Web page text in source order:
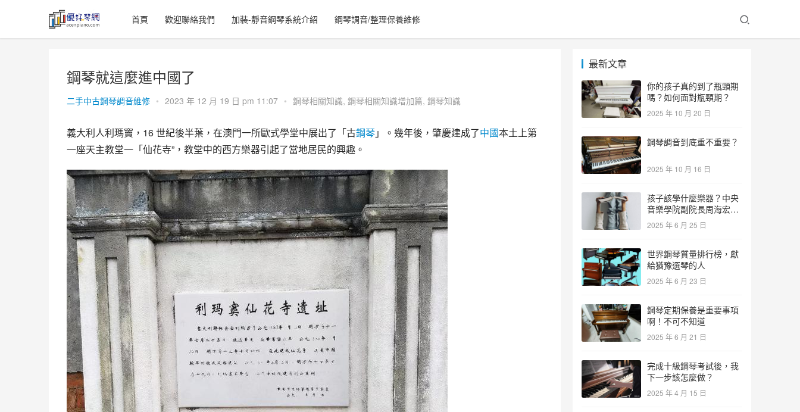
首頁 歡迎聯絡我們 加裝-靜音鋼琴系統介紹 鋼琴調音/整理保養維修
鋼琴就這麼進中國了
二手中古鋼琴調音維修 • 2023 年 12 月 19 日 pm 11:07 • 鋼琴相關知識, 鋼琴相關知識增加篇, 鋼琴知識
義大利人利瑪竇，16 世紀後半葉，在澳門一所歐式學堂中展出了「古鋼琴」。幾年後，肇慶建成了中國本土上第
一座天主教堂一「仙花寺”，教堂中的西方樂器引起了當地居民的興趣。
最新文章
你的孩子真的到了瓶頸期
嗎？如何面對瓶頸期？
2025 年 10 月 20 日
鋼琴調音到底重不重要？
2025 年 10 月 16 日
孩子該學什麼樂器？中央
音樂學院副院長周海宏教
授告訴你答案！
2025 年 6 月 25 日
世界鋼琴質量排行榜，獻
給猶豫選琴的人
2025 年 6 月 23 日
鋼琴定期保養是重要事項
啊！不可不知道
2025 年 6 月 21 日
完成十級鋼琴考試後，我
下一步該怎麼做？
2025 年 4 月 15 日